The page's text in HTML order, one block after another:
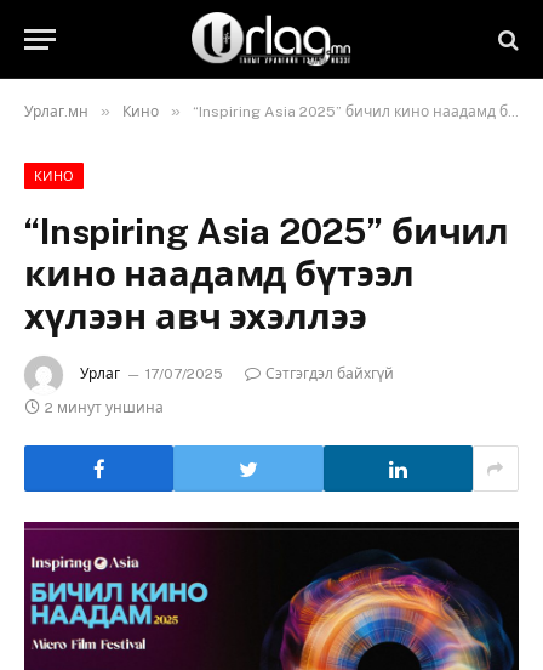
Урлаг.мн » Кино » “Inspiring Asia 2025” бичил кино наадамд бүтээл хүлээн авч эхэллээ
КИНО
“Inspiring Asia 2025” бичил
кино наадамд бүтээл
хүлээн авч эхэллээ
Урлаг 17/07/2025
Сэтгэгдэл байхгүй
2 минут уншина